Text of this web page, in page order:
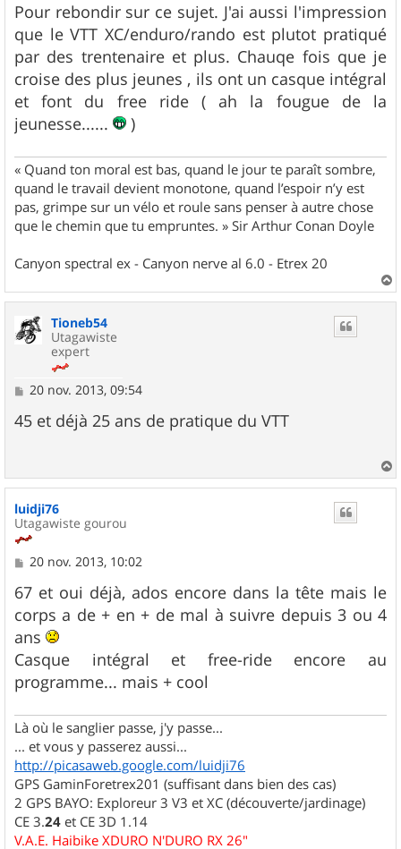
Pour rebondir sur ce sujet. J'ai aussi l'impression
que le VTT XC/enduro/rando est plutot pratiqué
par des trentenaire et plus. Chauqe fois que je
croise des plus jeunes , ils ont un casque intégral
et font du free ride ( ah la fougue de la
jeunesse......
)
« Quand ton moral est bas, quand le jour te paraît sombre,
quand le travail devient monotone, quand l’espoir n’y est
pas, grimpe sur un vélo et roule sans penser à autre chose
que le chemin que tu empruntes. » Sir Arthur Conan Doyle
Canyon spectral ex - Canyon nerve al 6.0 - Etrex 20
a
Tioneb54
Utagawiste
expert
M
s
s
e
20 nov. 2013, 09:54
45 et déjà 25 ans de pratique du VTT
a
luidji76
Utagawiste gourou
M
s
s
a
g
e
20 nov. 2013, 10:02
67 et oui déjà, ados encore dans la tête mais le
corps a de + en + de mal à suivre depuis 3 ou 4
ans
Casque intégral et free-ride encore au
programme... mais + cool
Là où le sanglier passe, j'y passe...
... et vous y passerez aussi...
http://picasaweb.google.com/luidji76
GPS GaminForetrex201 (suffisant dans bien des cas)
2 GPS BAYO: Exploreur 3 V3 et XC (découverte/jardinage)
CE 3.24 et CE 3D 1.14
V.A.E. Haibike XDURO N'DURO RX 26"